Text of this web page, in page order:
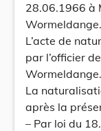
28.06.1966 à
Wormeldange.
L’acte de
par l’officier
Wormeldange.
La
après la
– Par loi du